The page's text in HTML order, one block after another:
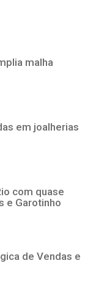
malha
em joalherias
com quase
e Garotinho
de Vendas e